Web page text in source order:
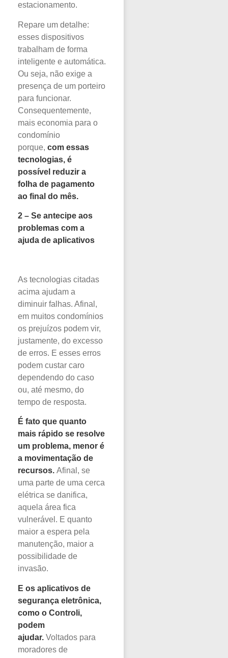
estacionamento.
Repare um detalhe:
esses dispositivos
trabalham de forma
inteligente e automática.
Ou seja, não exige a
presença de um porteiro
para funcionar.
Consequentemente,
mais economia para o
condomínio
porque, com essas
tecnologias, é
possível reduzir a
folha de pagamento
ao final do mês.
2 – Se antecipe aos
problemas com a
ajuda de aplicativos
As tecnologias citadas
acima ajudam a
diminuir falhas. Afinal,
em muitos condomínios
os prejuízos podem vir,
justamente, do excesso
de erros. E esses erros
podem custar caro
dependendo do caso
ou, até mesmo, do
tempo de resposta.
É fato que quanto
mais rápido se resolve
um problema, menor é
a movimentação de
recursos. Afinal, se
uma parte de uma cerca
elétrica se danifica,
aquela área fica
vulnerável. E quanto
maior a espera pela
manutenção, maior a
possibilidade de
invasão.
E os aplicativos de
segurança eletrônica,
como o Controli,
podem
ajudar. Voltados para
moradores de